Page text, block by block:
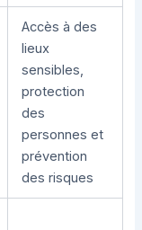
Accès à des
lieux
sensibles,
protection
des
personnes et
prévention
des risques